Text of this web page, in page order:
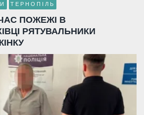
ТЕРНОПІЛЬ
ПОЖЕЖІ В
РЯТУВАЛЬНИКИ